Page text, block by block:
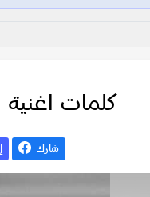
كلمات
شارك